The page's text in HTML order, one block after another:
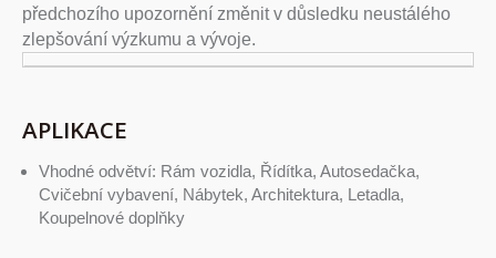
předchozího upozornění změnit v důsledku neustálého
zlepšování výzkumu a vývoje.
APLIKACE
Vhodné odvětví: Rám vozidla, Řídítka, Autosedačka,
Cvičební vybavení, Nábytek, Architektura, Letadla,
Koupelnové doplňky